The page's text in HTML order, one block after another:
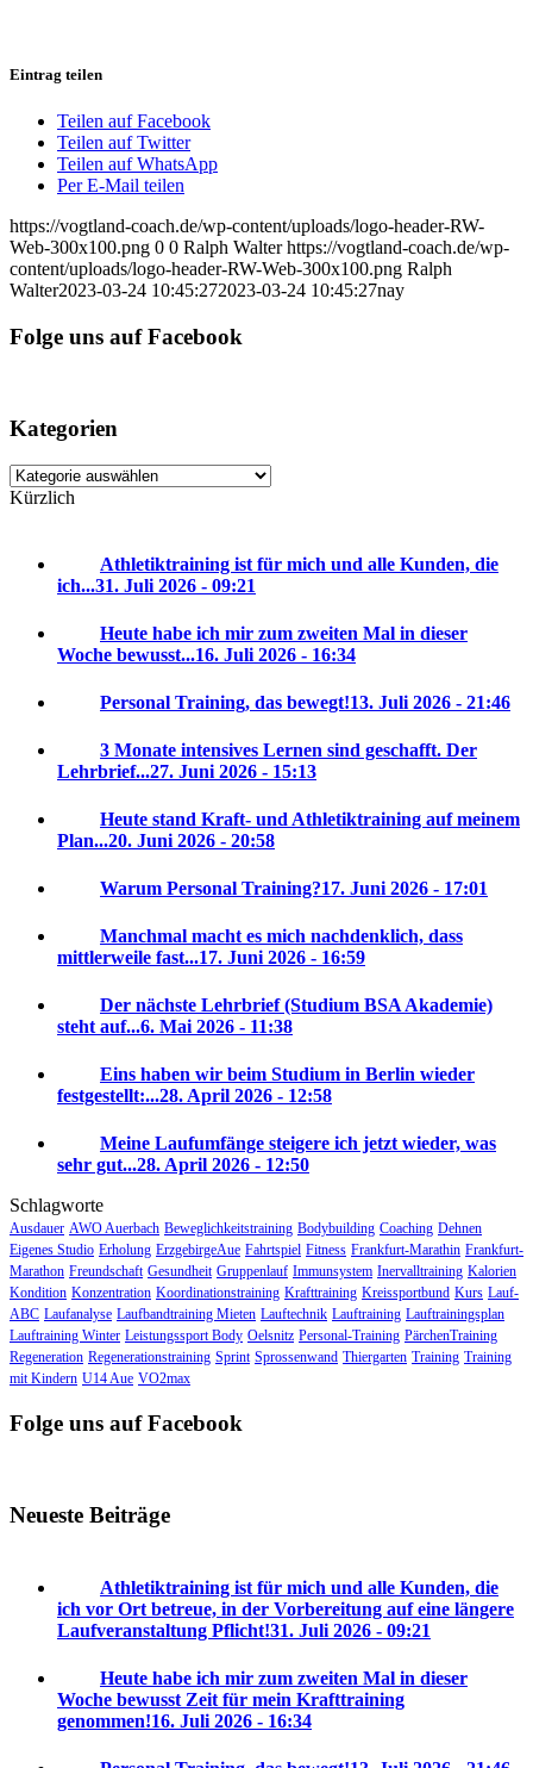
Eintrag teilen
Teilen auf Facebook
Teilen auf Twitter
Teilen auf WhatsApp
Per E-Mail teilen
https://vogtland-coach.de/wp-content/uploads/logo-header-RW-
Web-300x100.png 0 0 Ralph Walter https://vogtland-coach.de/wp-
content/uploads/logo-header-RW-Web-300x100.png Ralph
Walter2023-03-24 10:45:272023-03-24 10:45:27nay
Folge uns auf Facebook
Kategorien
Kategorien
Kürzlich
Athletiktraining ist für mich und alle Kunden, die
ich...31. Juli 2026 - 09:21
Heute habe ich mir zum zweiten Mal in dieser
Woche bewusst...16. Juli 2026 - 16:34
Personal Training, das bewegt!13. Juli 2026 - 21:46
3 Monate intensives Lernen sind geschafft. Der
Lehrbrief...27. Juni 2026 - 15:13
Heute stand Kraft- und Athletiktraining auf meinem
Plan...20. Juni 2026 - 20:58
Warum Personal Training?17. Juni 2026 - 17:01
Manchmal macht es mich nachdenklich, dass
mittlerweile fast...17. Juni 2026 - 16:59
Der nächste Lehrbrief (Studium BSA Akademie)
steht auf...6. Mai 2026 - 11:38
Eins haben wir beim Studium in Berlin wieder
festgestellt:...28. April 2026 - 12:58
Meine Laufumfänge steigere ich jetzt wieder, was
sehr gut...28. April 2026 - 12:50
Schlagworte
Ausdauer AWO Auerbach Beweglichkeitstraining Bodybuilding Coaching Dehnen
Eigenes Studio Erholung ErzgebirgeAue Fahrtspiel Fitness Frankfurt-Marathin Frankfurt-
Marathon Freundschaft Gesundheit Gruppenlauf Immunsystem Inervalltraining Kalorien
Kondition Konzentration Koordinationstraining Krafttraining Kreissportbund Kurs Lauf-
ABC Laufanalyse Laufbandtraining Mieten Lauftechnik Lauftraining Lauftrainingsplan
Lauftraining Winter Leistungssport Body Oelsnitz Personal-Training PärchenTraining
Regeneration Regenerationstraining Sprint Sprossenwand Thiergarten Training Training
mit Kindern U14 Aue VO2max
Folge uns auf Facebook
Neueste Beiträge
Athletiktraining ist für mich und alle Kunden, die
ich vor Ort betreue, in der Vorbereitung auf eine längere
Laufveranstaltung Pflicht!31. Juli 2026 - 09:21
Heute habe ich mir zum zweiten Mal in dieser
Woche bewusst Zeit für mein Krafttraining
genommen!16. Juli 2026 - 16:34